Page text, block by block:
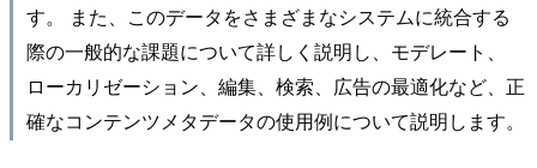
す。 また、このデータをさまざまなシステムに統合する
際の一般的な課題について詳しく説明し、モデレート、
ローカリゼーション、編集、検索、広告の最適化など、正
確なコンテンツメタデータの使用例について説明します。